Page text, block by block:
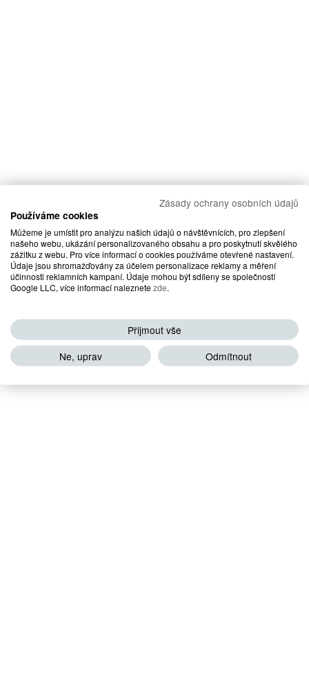
Zásady ochrany osobních údajů
Používáme cookies
Můžeme je umístit pro analýzu našich údajů o návštěvnících, pro zlepšení
našeho webu, ukázání personalizovaného obsahu a pro poskytnutí skvělého
zážitku z webu. Pro více informací o cookies používáme otevřené nastavení.
Údaje jsou shromažďovány za účelem personalizace reklamy a měření
účinnosti reklamních kampaní. Údaje mohou být sdíleny se společností
Google LLC, více informací naleznetezde
Přijmout vše
Ne, uprav
Odmítnout